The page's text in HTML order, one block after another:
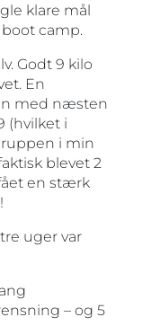
klare mål
boot camp.
Godt 9 kilo
En
med næsten
(hvilket i
i min
blevet 2
en stærk
uger var
– og 5